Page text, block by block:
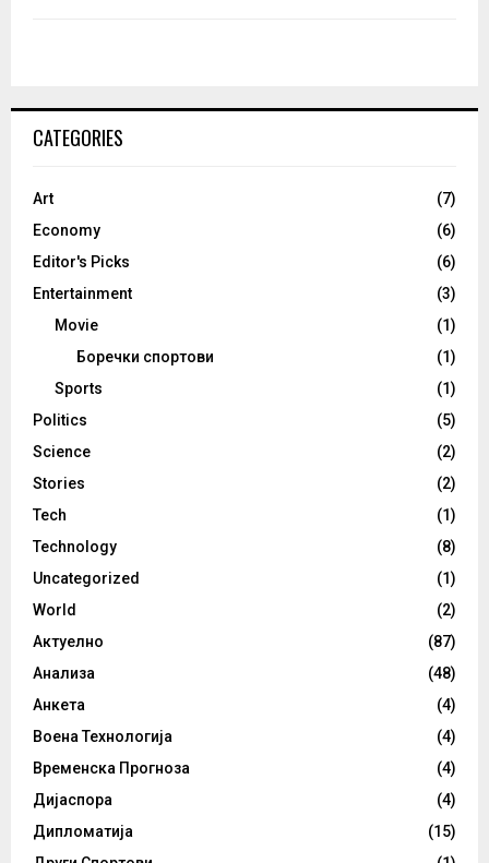
CATEGORIES
Art
(7)
Economy
(6)
Editor's Picks
(6)
Entertainment
(3)
Movie
(1)
Боречки спортови
(1)
Sports
(1)
Politics
(5)
Science
(2)
Stories
(2)
Tech
(1)
Technology
(8)
Uncategorized
(1)
World
(2)
Актуелно
(87)
Анализа
(48)
Анкета
(4)
Воена Технологија
(4)
Временска Прогноза
(4)
Дијаспора
(4)
Дипломатија
(15)